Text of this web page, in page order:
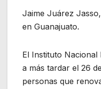
Jaime Juárez
en Guanajuato.
El Instituto Nacional
a más tardar el 26
personas que